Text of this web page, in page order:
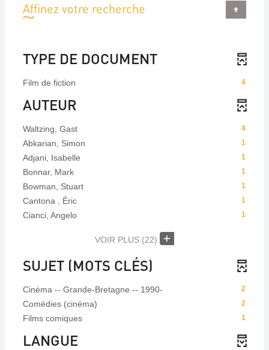
Affinez votre recherche
TYPE DE DOCUMENT
4
Film de fiction
AUTEUR
4
Waltzing, Gast
1
Abkarian, Simon
1
Adjani, Isabelle
1
Bonnar, Mark
1
Bowman, Stuart
1
Cantona , Éric
1
Cianci, Angelo
VOIR PLUS (22)
SUJET (MOTS CLÉS)
2
Cinéma -- Grande-Bretagne -- 1990-
2
Comédies (cinéma)
1
Films comiques
LANGUE